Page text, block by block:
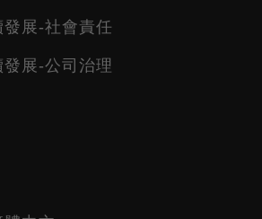
展-社會責任
展-公司治理